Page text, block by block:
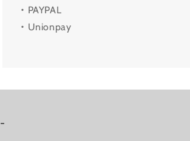
・PAYPAL
・Unionpay
-